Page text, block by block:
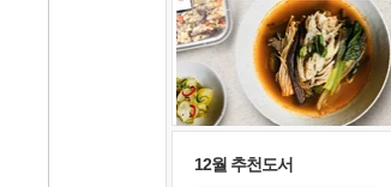
12월 추천도서